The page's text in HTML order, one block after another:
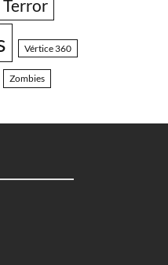
Terror
Vértice 360
Zombies